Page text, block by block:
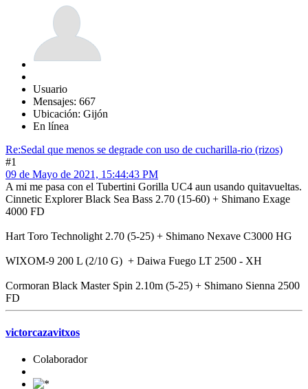
Usuario
Mensajes: 667
Ubicación: Gijón
En línea
Re:Sedal que menos se degrade con uso de cucharilla-rio (rizos)
#1
09 de Mayo de 2021, 15:44:43 PM
A mi me pasa con el Tubertini Gorilla UC4 aun usando quitavueltas.
Cinnetic Explorer Black Sea Bass 2.70 (15-60) + Shimano Exage
4000 FD
Hart Toro Technolight 2.70 (5-25) + Shimano Nexave C3000 HG
WIXOM-9 200 L (2/10 G) + Daiwa Fuego LT 2500 - XH
Cormoran Black Master Spin 2.10m (5-25) + Shimano Sienna 2500
FD
victorcazavitxos
Colaborador